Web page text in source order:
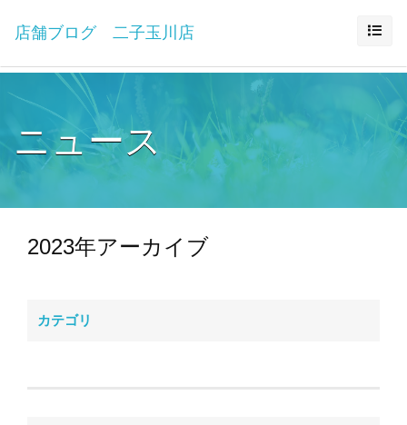
店舗ブログ 二子玉川店
ニュース
2023年アーカイブ
カテゴリ